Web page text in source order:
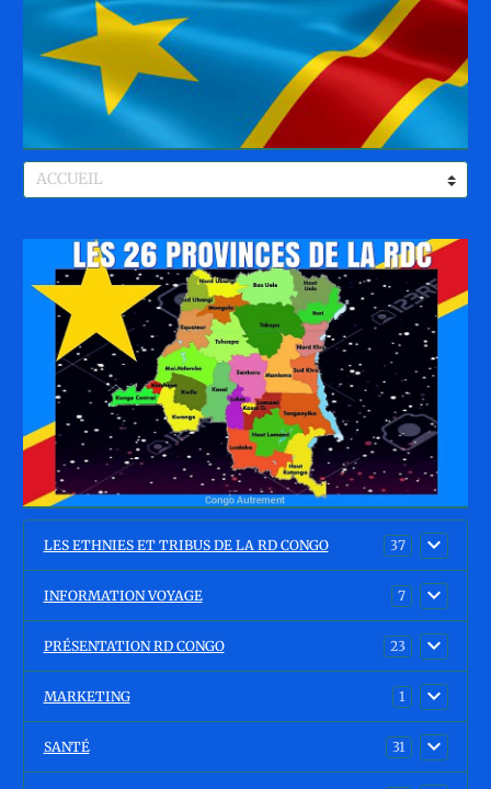
LES ETHNIES ET TRIBUS DE LA RD CONGO 37
INFORMATION VOYAGE 7
PRÉSENTATION RD CONGO 23
MARKETING 1
SANTÉ 31